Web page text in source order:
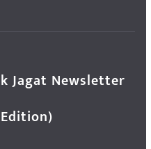
Jagat Newsletter